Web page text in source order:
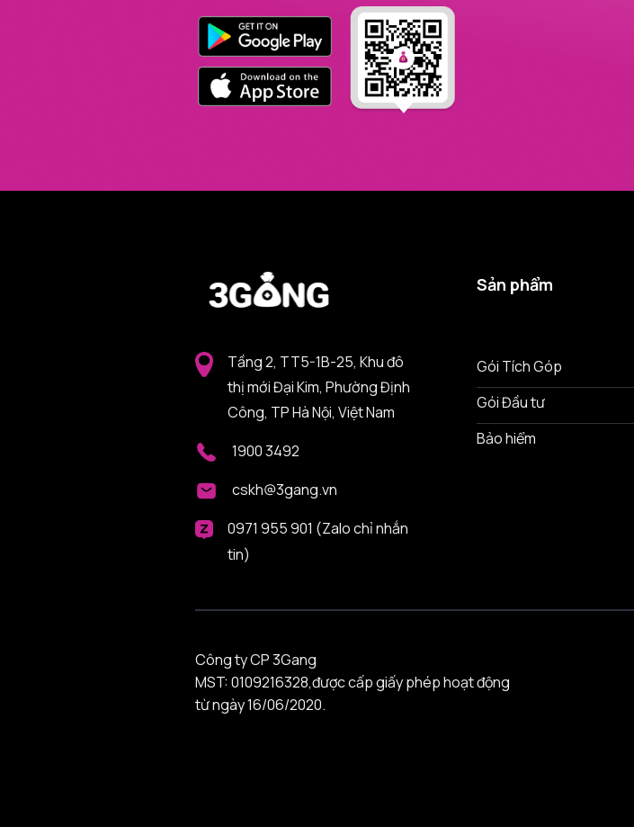
Tầng 2, TT5-1B-25, Khu đô
thị mới Đại Kim, Phường Định
Công, TP Hà Nội, Việt Nam
1900 3492
cskh@3gang.vn
0971 955 901 (Zalo chỉ nhắn
tin)
Sản phẩm
Gói Tích Góp
Gói Đầu tư
Bảo hiểm
Công ty CP 3Gang
MST: 0109216328,được cấp giấy phép hoạt động
từ ngày 16/06/2020.